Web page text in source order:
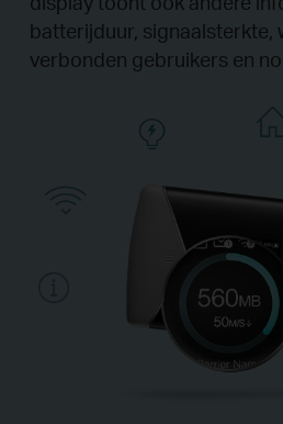
batterijduur, signaalsterkte,
verbonden gebruikers en